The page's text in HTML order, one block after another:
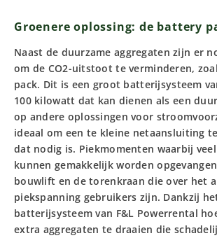
Groenere oplossing: de battery
Naast de duurzame aggregaten zijn er
om de CO2-uitstoot te verminderen,
pack. Dit is een groot batterijsysteem
100 kilowatt dat kan dienen als een
op andere oplossingen voor
ideaal om een te kleine netaansluiting
dat nodig is. Piekmomenten waarbij
kunnen gemakkelijk worden
bouwlift en de torenkraan die over het
piekspanning gebruikers zijn. Dankzij
batterijsysteem van F&L Powerrental
extra aggregaten te draaien die